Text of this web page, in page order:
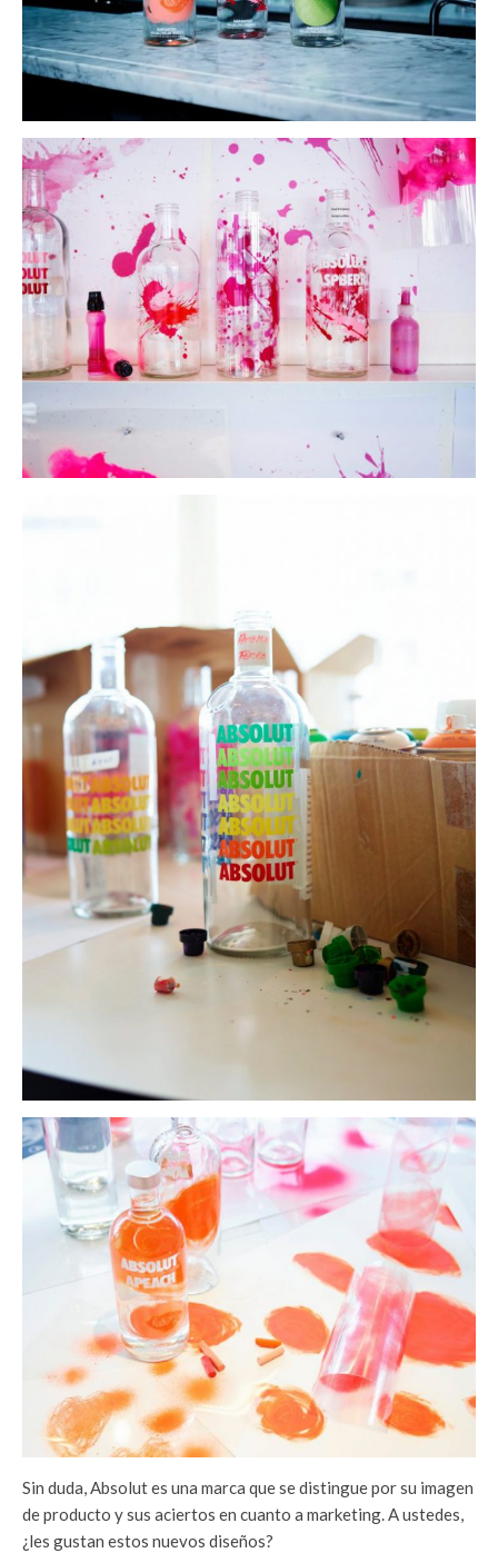
Sin duda, Absolut es una marca que se distingue por su imagen
de producto y sus aciertos en cuanto a marketing. A ustedes,
¿les gustan estos nuevos diseños?